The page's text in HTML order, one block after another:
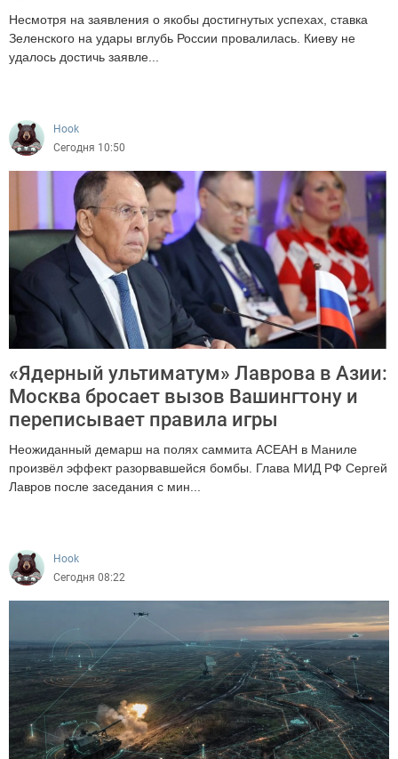
Несмотря на заявления о якобы достигнутых успехах, ставка
Зеленского на удары вглубь России провалилась. Киеву не
удалось достичь заявле...
Hook
Сегодня 10:50
«Ядерный ультиматум» Лаврова в Азии:
Москва бросает вызов Вашингтону и
переписывает правила игры
Неожиданный демарш на полях саммита АСЕАН в Маниле
произвёл эффект разорвавшейся бомбы. Глава МИД РФ Сергей
Лавров после заседания с мин...
Hook
Сегодня 08:22